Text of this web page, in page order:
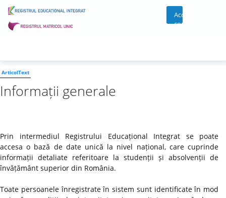
Acces
cont
ArticolText
Informații generale
Prin intermediul Registrului Educațional Integrat se poate
accesa o bază de date unică la nivel național, care cuprinde
informații detaliate referitoare la studenții și absolvenții de
învățământ superior din România.
Toate persoanele înregistrate în sistem sunt identificate în mod